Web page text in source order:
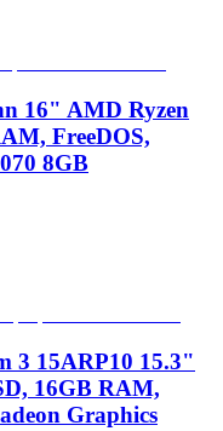
16" AMD Ryzen
FreeDOS,
8GB
3 15ARP10 15.3"
16GB RAM,
Graphics